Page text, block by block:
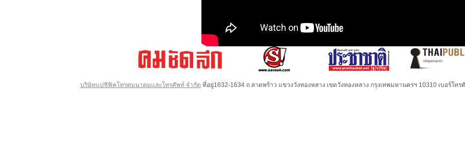
บริษัทแปซิฟิคโทรคมนาคมและโทรศัพท์ จำกัด ที่อยู่1632-1634 ถ.ลาดพร้าว แขวงวังทองหลาง เขตวังทองหลาง กรุงเทพมหานครฯ 10310 เบอร์โท